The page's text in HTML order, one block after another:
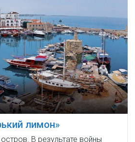
лимон»
В результате войны